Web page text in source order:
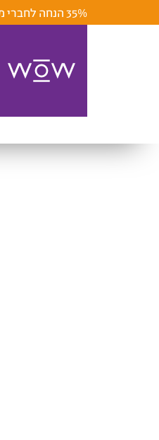
35% הנחה לחברי מועדון ומצטרפים חדשים |